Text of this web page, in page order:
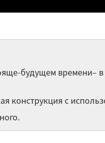
будущем времени–
конструкция с